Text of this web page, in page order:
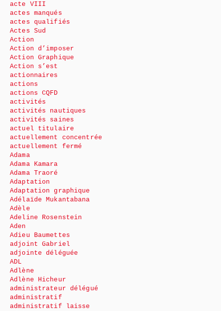
acte VIII
actes manqués
actes qualifiés
Actes Sud
Action
Action d’imposer
Action Graphique
Action s’est
actionnaires
actions
actions CQFD
activités
activités nautiques
activités saines
actuel titulaire
actuellement concentrée
actuellement fermé
Adama
Adama Kamara
Adama Traoré
Adaptation
Adaptation graphique
Adélaïde Mukantabana
Adèle
Adeline Rosenstein
Aden
Adieu Baumettes
adjoint Gabriel
adjointe déléguée
ADL
Adlène
Adlène Hicheur
administrateur délégué
administratif
administratif laisse